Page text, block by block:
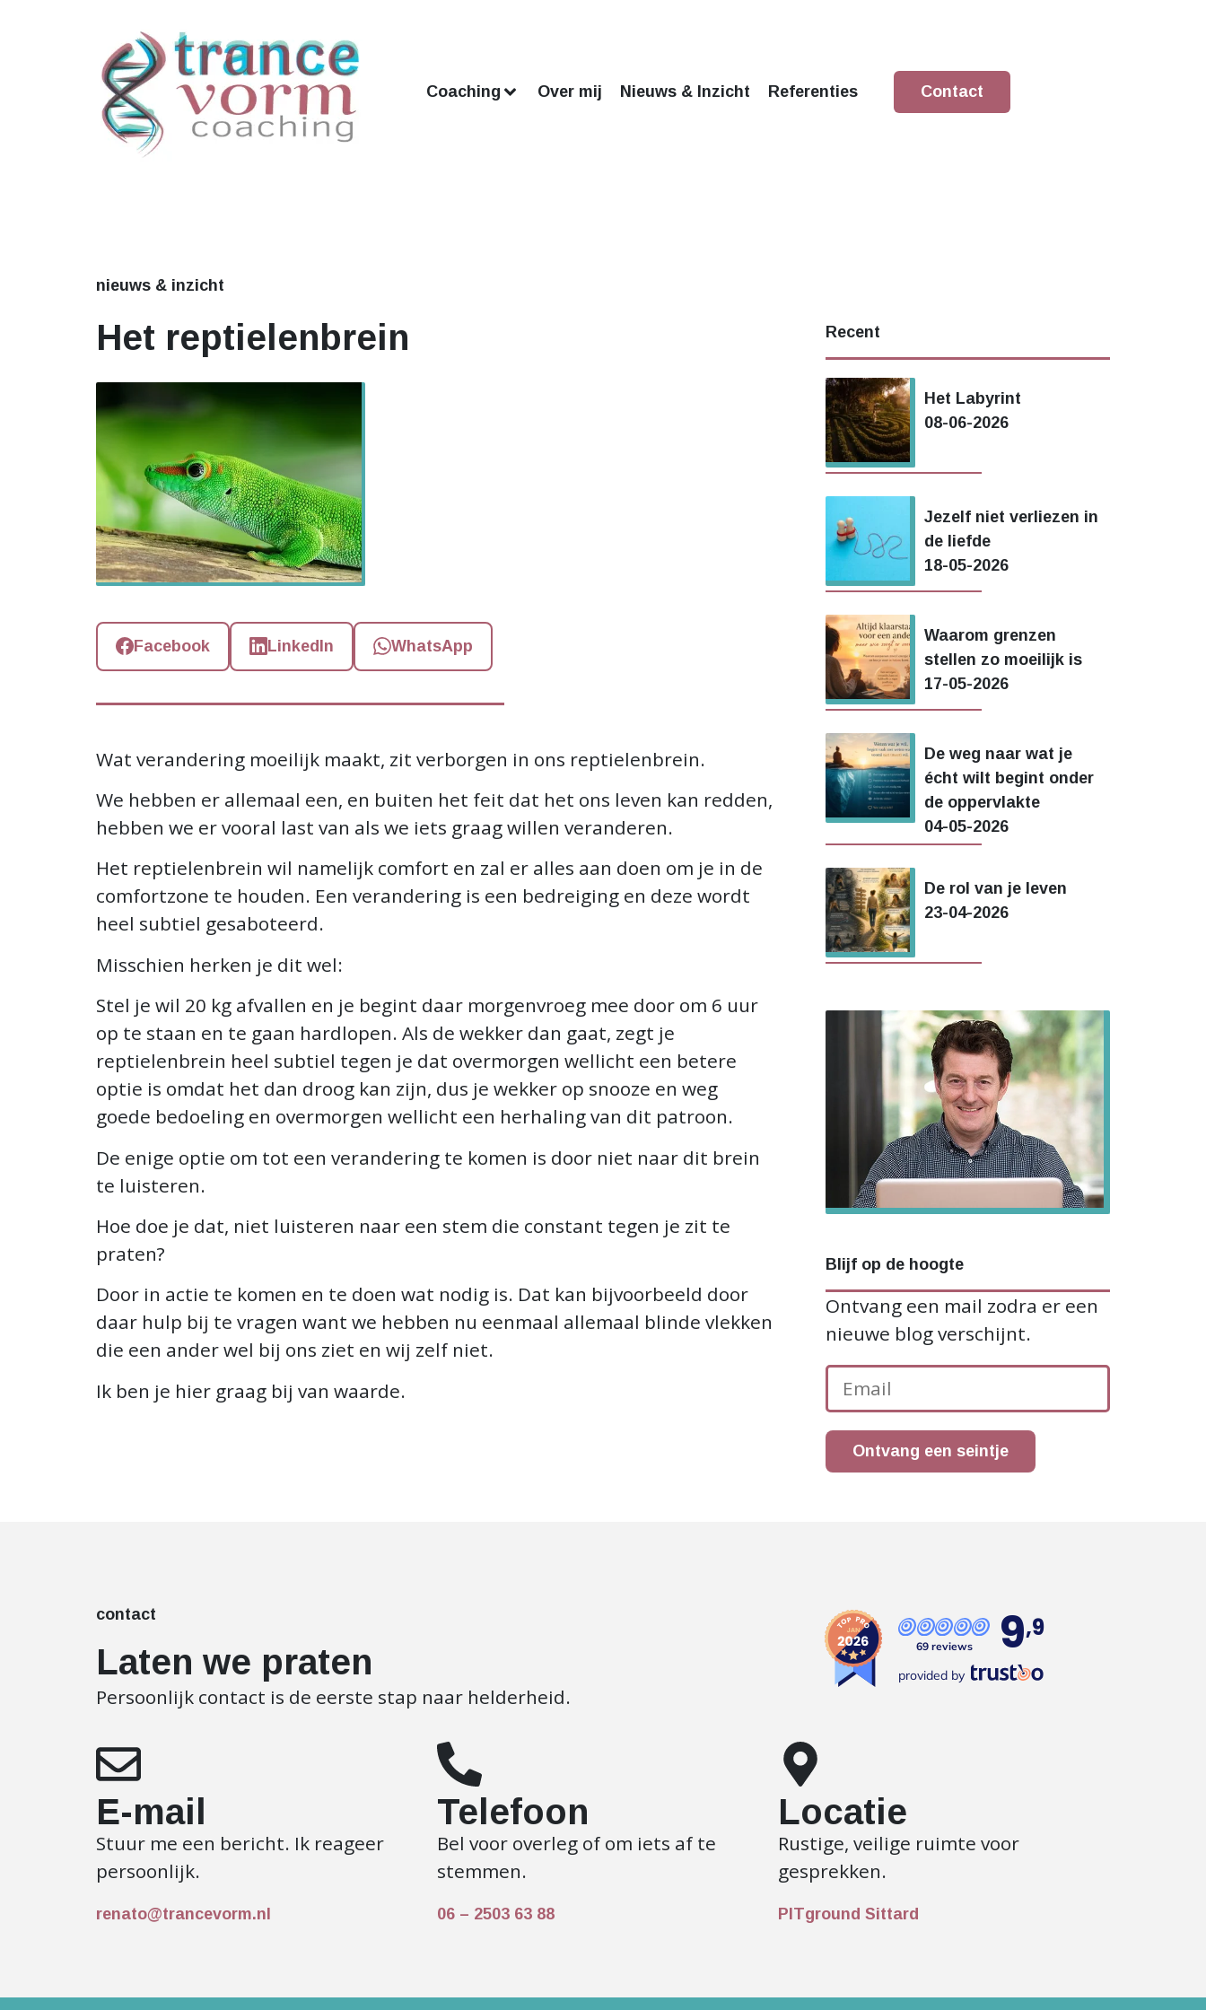
Coaching Over mij Nieuws & Inzicht Referenties Contact
nieuws & inzicht
Het reptielenbrein
Facebook LinkedIn WhatsApp
Wat verandering moeilijk maakt, zit verborgen in ons reptielenbrein.
We hebben er allemaal een, en buiten het feit dat het ons leven kan redden,
hebben we er vooral last van als we iets graag willen veranderen.
Het reptielenbrein wil namelijk comfort en zal er alles aan doen om je in de
comfortzone te houden. Een verandering is een bedreiging en deze wordt
heel subtiel gesaboteerd.
Misschien herken je dit wel:
Stel je wil 20 kg afvallen en je begint daar morgenvroeg mee door om 6 uur
op te staan en te gaan hardlopen. Als de wekker dan gaat, zegt je
reptielenbrein heel subtiel tegen je dat overmorgen wellicht een betere
optie is omdat het dan droog kan zijn, dus je wekker op snooze en weg
goede bedoeling en overmorgen wellicht een herhaling van dit patroon.
De enige optie om tot een verandering te komen is door niet naar dit brein
te luisteren.
Hoe doe je dat, niet luisteren naar een stem die constant tegen je zit te
praten?
Door in actie te komen en te doen wat nodig is. Dat kan bijvoorbeeld door
daar hulp bij te vragen want we hebben nu eenmaal allemaal blinde vlekken
die een ander wel bij ons ziet en wij zelf niet.
Ik ben je hier graag bij van waarde.
Recent
Het Labyrint
08-06-2026
Jezelf niet verliezen in
de liefde
18-05-2026
Waarom grenzen
stellen zo moeilijk is
17-05-2026
De weg naar wat je
écht wilt begint onder
de oppervlakte
04-05-2026
De rol van je leven
23-04-2026
Blijf op de hoogte
Ontvang een mail zodra er een
nieuwe blog verschijnt.
Ontvang een seintje
contact
Laten we praten
Persoonlijk contact is de eerste stap naar helderheid.
69 reviews 9,9
provided by
E-mail
Stuur me een bericht. Ik reageer
persoonlijk.
renato@trancevorm.nl
Telefoon
Bel voor overleg of om iets af te
stemmen.
06 – 2503 63 88
Locatie
Rustige, veilige ruimte voor
gesprekken.
PITground Sittard